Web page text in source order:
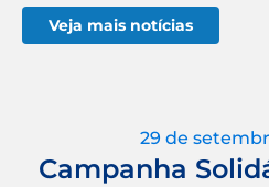
Veja mais notícias
29 de
Campanha